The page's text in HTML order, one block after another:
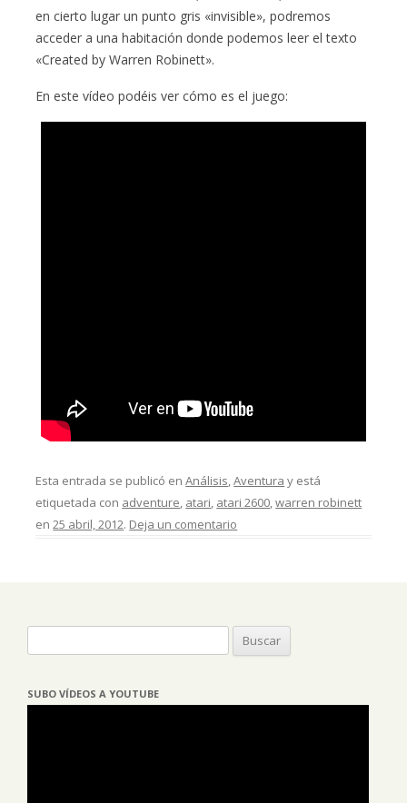
en cierto lugar un punto gris «invisible», podremos
acceder a una habitación donde podemos leer el texto
«Created by Warren Robinett».
En este vídeo podéis ver cómo es el juego:
Esta entrada se publicó enAnálisis,Aventura y está
etiquetada con adventure, atari, atari 2600,warren robinett
en25 abril, 2012. Deja un comentario
SUBO VÍDEOS A YOUTUBE